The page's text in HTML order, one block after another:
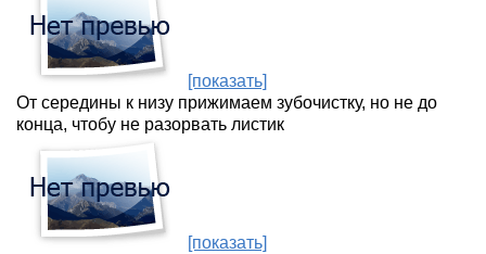
[показать]
От середины к низу прижимаем зубочистку, но не до
конца, чтобу не разорвать листик
[показать]